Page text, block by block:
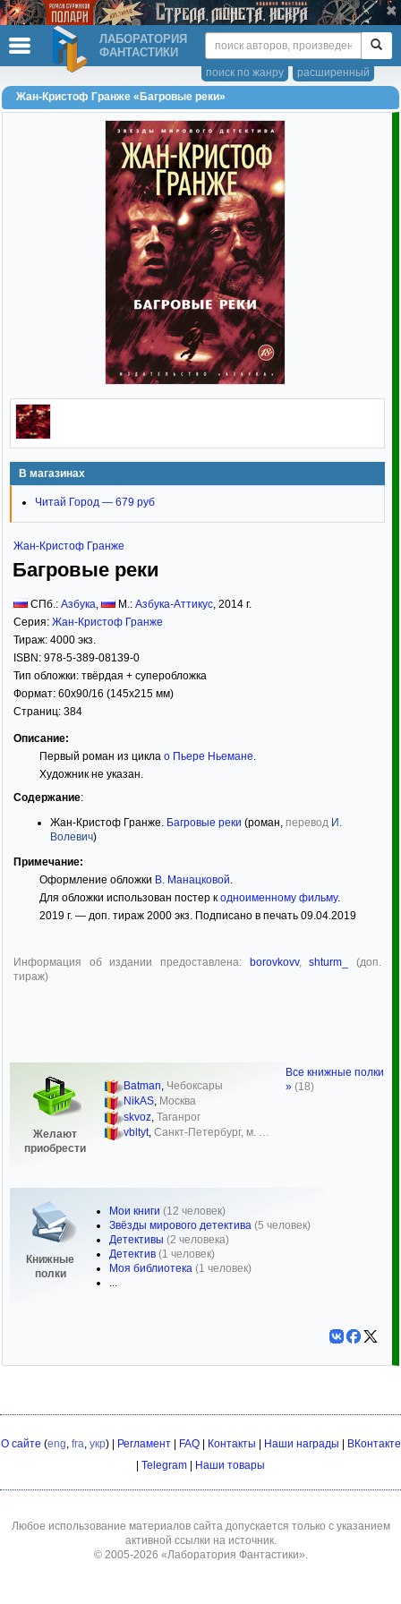
ЛАБОРАТОРИЯ
ФАНТАСТИКИ
расширенный
поиск по жанру
Жан-Кристоф Гранже «Багровые реки»
В магазинах
Читай Город — 679 руб
Жан-Кристоф Гранже
Багровые реки
СПб.: Азбука М.: Азбука-Аттикус 2014 г.
Серия: Жан-Кристоф Гранже
Тираж: 4000 экз.
ISBN: 978-5-389-08139-0
Тип обложки: твёрдая + суперобложка
Формат: 60x90/16 (145x215 мм)
Страниц: 384
Описание:
Первый роман из цикла о Пьере Ньемане
Художник не указан.
Содержание:
Жан-Кристоф Гранже. Багровые реки (роман, перевод И.
Волевич)
Примечание:
Оформление обложки В. Манацковой
Для обложки использован постер к одноименному фильму.
2019 г. — доп. тираж 2000 экз. Подписано в печать 09.04.2019
Информация об издании предоставлена: borovkovv,shturm_
(доп.
тираж)
Желают
приобрести
Batman, Чебоксары
NikAS, Москва
skvoz Таганрог
vbltyt, Санкт-Петербург, м. …
Книжные
полки
Мои книги (12 человек)
Звёзды мирового детектива (5 человек)
Детективы (2 человека)
Детектив (1 человек)
Моя библиотека (1 человек)
...
Все книжные полки
» (18)
О сайте (eng, fra, укр) | Регламент| FAQ| Контакты Наши награды
ВКонтакте
Telegram Наши товары
Любое использование материалов сайта допускается только с указанием
активной ссылки на источник.
© 2005-2026 «Лаборатория Фантастики».